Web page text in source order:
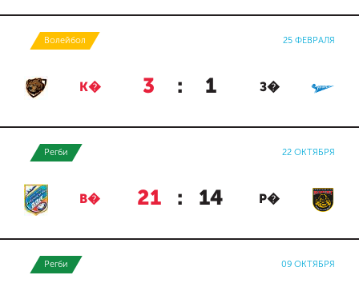
Волейбол 25 ФЕВРАЛЯ
К� 3 : 1 З�
Регби 22 ОКТЯБРЯ
В� 21 : 14 Р�
Регби 09 ОКТЯБРЯ